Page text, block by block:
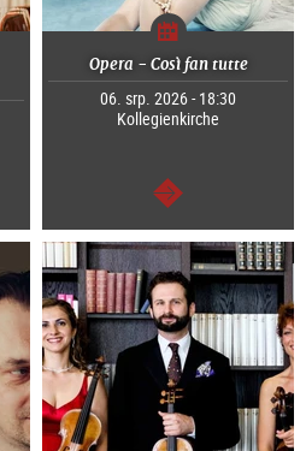
Opera - Così fan tutte
06. srp. 2026 - 18:30
Kollegienkirche
continue